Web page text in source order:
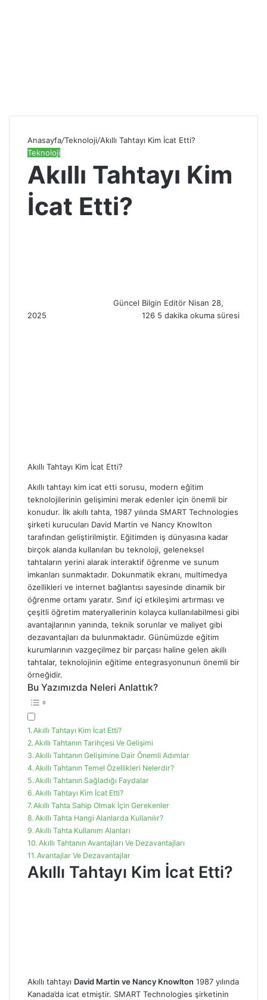
Anasayfa/Teknoloji/Akıllı Tahtayı Kim İcat Etti​?
Teknoloji
Akıllı Tahtayı Kim
İcat Etti​?
Güncel Bilgin Editör e
m
Nisan 28,
2025
126 5 dakika okuma süresi
Akıllı Tahtayı Kim İcat Etti​?
Akıllı tahtayı kim icat etti sorusu, modern eğitim
teknolojilerinin gelişimini merak edenler için önemli bir
konudur. İlk akıllı tahta, 1987 yılında SMART Technologies
şirketi kurucuları David Martin ve Nancy Knowlton
tarafından geliştirilmiştir. Eğitimden iş dünyasına kadar
birçok alanda kullanılan bu teknoloji, geleneksel
tahtaların yerini alarak interaktif öğrenme ve sunum
imkanları sunmaktadır. Dokunmatik ekranı, multimedya
özellikleri ve internet bağlantısı sayesinde dinamik bir
öğrenme ortamı yaratır. Sınıf içi etkileşimi artırması ve
çeşitli öğretim materyallerinin kolayca kullanılabilmesi gibi
avantajlarının yanında, teknik sorunlar ve maliyet gibi
dezavantajları da bulunmaktadır. Günümüzde eğitim
kurumlarının vazgeçilmez bir parçası haline gelen akıllı
tahtalar, teknolojinin eğitime entegrasyonunun önemli bir
örneğidir.
Bu Yazımızda Neleri Anlattık?
Akıllı Tahtayı Kim İcat Etti?
Akıllı Tahtanın Tarihçesi Ve Gelişimi
Akıllı Tahtanın Gelişimine Dair Önemli Adımlar
Akıllı Tahtanın Temel Özellikleri Nelerdir?
Akıllı Tahtanın Sağladığı Faydalar
Akıllı Tahtayı Kim İcat Etti​?
Akıllı Tahta Sahip Olmak İçin Gerekenler
Akıllı Tahta Hangi Alanlarda Kullanılır?
Akıllı Tahta Kullanım Alanları
Akıllı Tahtanın Avantajları Ve Dezavantajları
Avantajlar Ve Dezavantajlar
Akıllı Tahtayı Kim İcat Etti?
Akıllı tahtayı David Martin ve Nancy Knowlton 1987 yılında
Kanada’da icat etmiştir. SMART Technologies şirketinin